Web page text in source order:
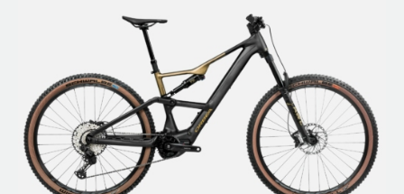
Contactez-nous